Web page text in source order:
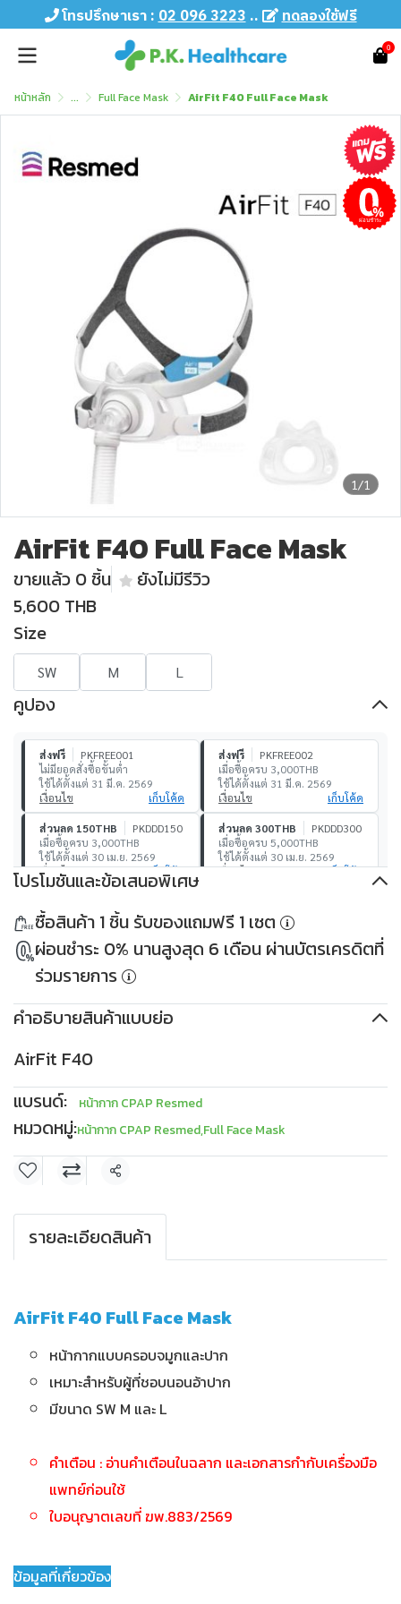
โทรปรึกษาเรา :02 096 3223.. ทดลองใช้ฟรี
0
หน้าหลัก ... Full Face Mask AirFit F40 Full Face Mask
1/1
ผ่อนชำระ
AirFit F40 Full Face Mask
ขายแล้ว 0 ชิ้น
ยังไม่มีรีวิว
5,600 THB
Size
SW M L
คูปอง
ส่งฟรี
PKFREE001
ไม่มียอดสั่งซื้อขั้นต่ำ
ใช้ได้ตั้งแต่ 31 มี.ค. 2569
เงื่อนไข
เก็บโค้ด
ส่งฟรี
PKFREE002
เมื่อซื้อครบ 3,000THB
ใช้ได้ตั้งแต่ 31 มี.ค. 2569
เงื่อนไข
เก็บโค้ด
ส่วนลด 150THB
PKDDD150
เมื่อซื้อครบ 3,000THB
ใช้ได้ตั้งแต่ 30 เม.ย. 2569
เงื่อนไข
เก็บโค้ด
ส่วนลด 300THB
PKDDD300
เมื่อซื้อครบ 5,000THB
ใช้ได้ตั้งแต่ 30 เม.ย. 2569
เงื่อนไข
เก็บโค้ด
เมื่อซื้อครบ 10,000THB
ใช้ได้ตั้งแต่ 30 เม.ย. 2569
เงื่อนไข
เก็บโค้ด
PKDDD1000
เมื่อซื้อครบ 30,000THB
ใช้ได้ตั้งแต่ 30 เม.ย. 2569
เงื่อนไข
เก็บโค้ด
โปรโมชันและข้อเสนอพิเศษ
ซื้อสินค้า 1 ชิ้น รับของแถมฟรี 1 เซต
ผ่อนชำระ 0% นานสูงสุด 6 เดือน ผ่านบัตรเครดิตที่
ร่วมรายการ
คำอธิบายสินค้าแบบย่อ
AirFit F40
แบรนด์:
หน้ากาก CPAP Resmed
หมวดหมู่:หน้ากาก CPAP Resmed,Full Face Mask
แชร์
รายละเอียดสินค้า
AirFit F40 Full Face Mask
หน้ากากแบบครอบจมูกและปาก
เหมาะสำหรับผู้ที่ชอบนอนอ้าปาก
มีขนาด SW M และ L
คำเตือน : อ่านคำเตือนในฉลาก และเอกสารกำกับเครื่องมือ
แพทย์ก่อนใช้
ใบอนุญาตเลขที่ ฆพ.883/2569
ข้อมูลที่เกี่ยวข้อง